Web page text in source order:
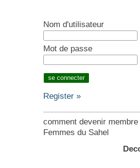
Nom d'utilisateur
Mot de passe
Register »
comment devenir membre
Femmes du Sahel